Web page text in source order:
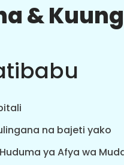
&
na bajeti yako
ya Afya wa